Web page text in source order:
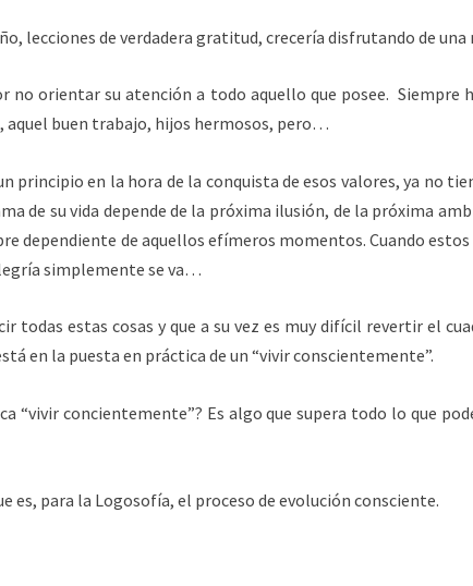
lecciones de verdadera gratitud, crecería disfrutando de una
no orientar su atención a todo aquello que posee. Siempre
aquel buen trabajo, hijos hermosos, pero…
principio en la hora de la conquista de esos valores, ya no
de su vida depende de la próxima ilusión, de la próxima
dependiente de aquellos efímeros momentos. Cuando
simplemente se va…
todas estas cosas y que a su vez es muy difícil revertir el
en la puesta en práctica de un “vivir conscientemente”.
“vivir concientemente”? Es algo que supera todo lo que
es, para la Logosofía, el proceso de evolución consciente.